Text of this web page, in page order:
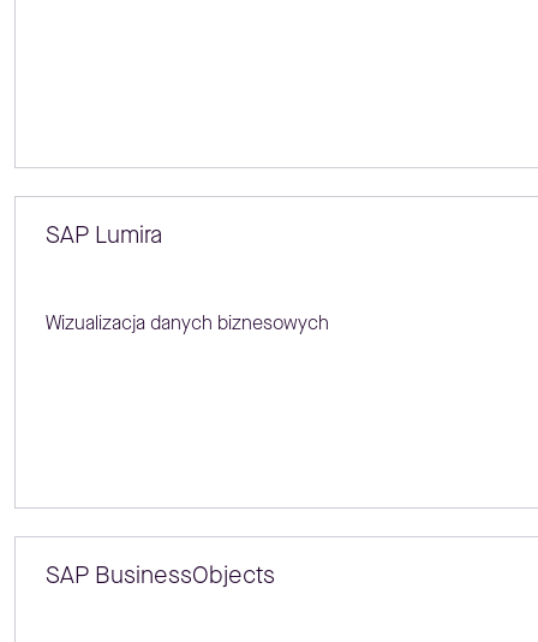
SAP Lumira
Wizualizacja danych biznesowych
SAP BusinessObjects